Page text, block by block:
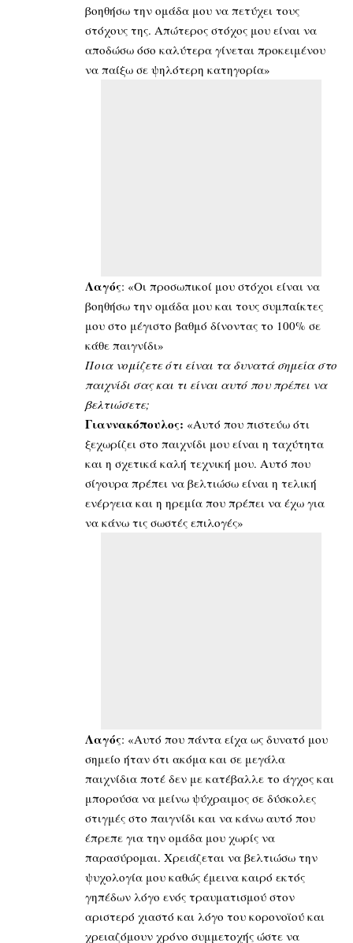
βοηθήσω την ομάδα μου να πετύχει τους
στόχους της. Απώτερος στόχος μου είναι να
αποδώσω όσο καλύτερα γίνεται προκειμένου
να παίξω σε ψηλότερη κατηγορία»
Λαγός: «Οι προσωπικοί μου στόχοι είναι να
βοηθήσω την ομάδα μου και τους συμπαίκτες
μου στο μέγιστο βαθμό δίνοντας το 100% σε
κάθε παιγνίδι»
Ποια νομίζετε ότι είναι τα δυνατά σημεία στο
παιχνίδι σας και τι είναι αυτό που πρέπει να
βελτιώσετε;
Γιαννακόπουλος: «Αυτό που πιστεύω ότι
ξεχωρίζει στο παιχνίδι μου είναι η ταχύτητα
και η σχετικά καλή τεχνική μου. Αυτό που
σίγουρα πρέπει να βελτιώσω είναι η τελική
ενέργεια και η ηρεμία που πρέπει να έχω για
να κάνω τις σωστές επιλογές»
Λαγός: «Αυτό που πάντα είχα ως δυνατό μου
σημείο ήταν ότι ακόμα και σε μεγάλα
παιχνίδια ποτέ δεν με κατέβαλλε το άγχος και
μπορούσα να μείνω ψύχραιμος σε δύσκολες
στιγμές στο παιγνίδι και να κάνω αυτό που
έπρεπε για την ομάδα μου χωρίς να
παρασύρομαι. Χρειάζεται να βελτιώσω την
ψυχολογία μου καθώς έμεινα καιρό εκτός
γηπέδων λόγο ενός τραυματισμού στον
αριστερό χιαστό και λόγο του κορονοϊού και
χρειαζόμουν χρόνο συμμετοχής ώστε να